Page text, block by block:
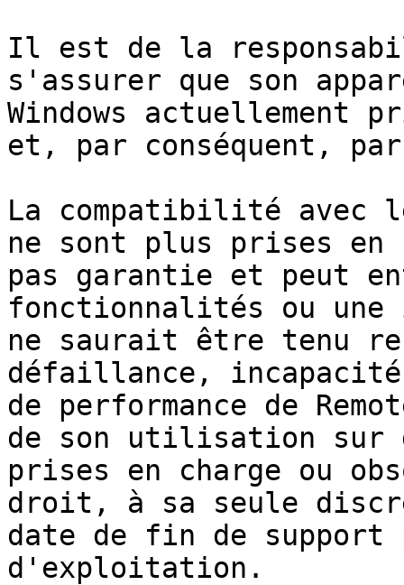
Il est de la
s'assurer que son
Windows actuellement
et, par conséquent, par
La compatibilité avec
ne sont plus prises en
pas garantie et peut
fonctionnalités ou
ne saurait être tenu
défaillance, incapacité
de performance de
de son utilisation sur
prises en charge ou
droit, à sa seule
date de fin de support
d'exploitation.